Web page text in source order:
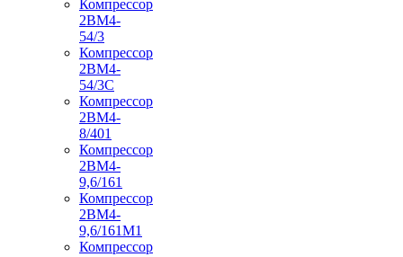
Компрессор
2ВМ4-
54/3
Компрессор
2ВМ4-
54/3С
Компрессор
2ВМ4-
8/401
Компрессор
2ВМ4-
9,6/161
Компрессор
2ВМ4-
9,6/161М1
Компрессор